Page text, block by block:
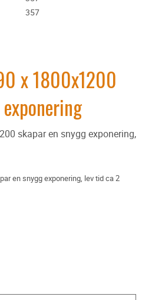
357
x 1800x1200
skapar en snygg exponering,
en snygg exponering, lev tid ca 2